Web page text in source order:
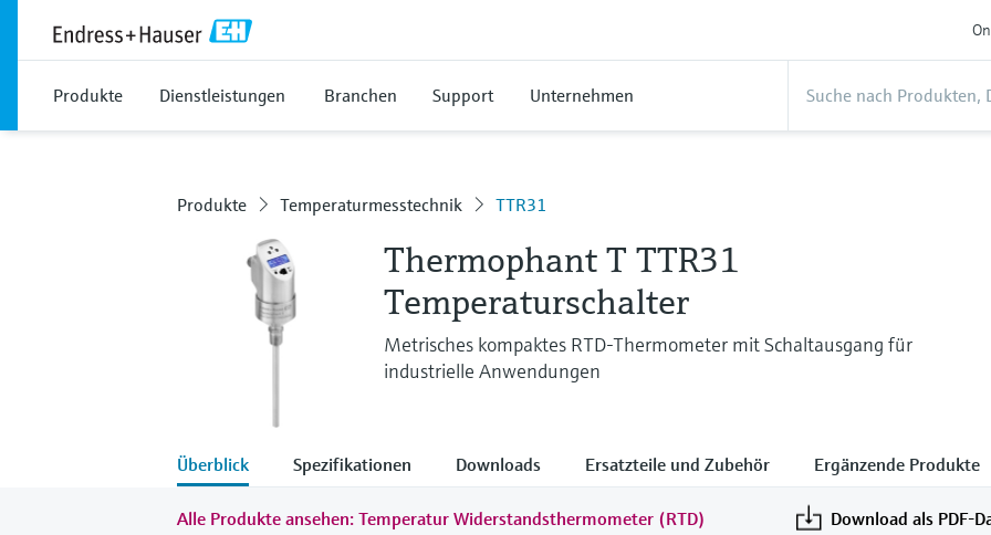
Produkte Dienstleistungen Branchen Support Unternehmen
Produkte Temperaturmesstechnik TTR31
Thermophant T TTR31
Temperaturschalter
Metrisches kompaktes RTD-Thermometer mit Schaltausgang für
industrielle Anwendungen
Überblick Spezifikationen Downloads Ersatzteile und Zubehör Ergänzende Produkte
Alle Produkte ansehen: Temperatur Widerstandsthermometer (RTD) Download als PDF-